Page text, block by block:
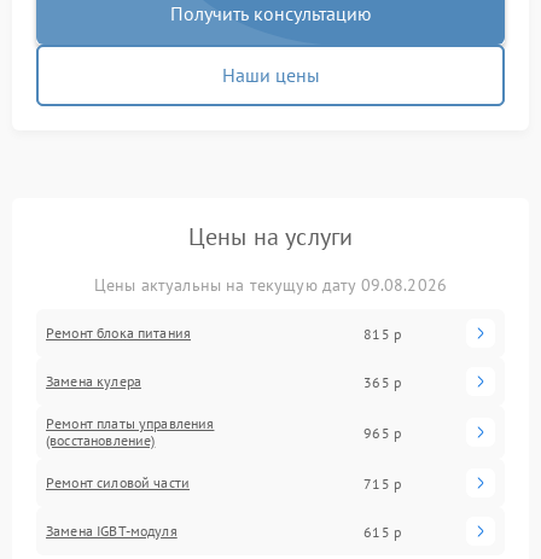
Получить консультацию
Наши цены
Цены на услуги
Цены актуальны на текущую дату 09.08.2026
Ремонт блока питания 815 р
Замена кулера 365 р
Ремонт платы управления
(восстановление)
965 р
Ремонт силовой части 715 р
Замена IGBT-модуля 615 р